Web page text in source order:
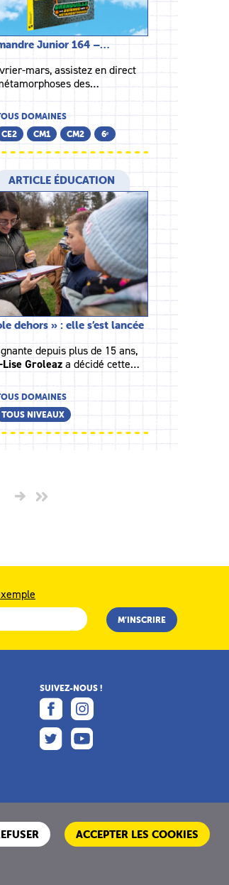
Junior 164 –…
mars, assistez en direct
des…
DOMAINES
CE2
CM1 CM2 6ᵉ
ARTICLE ÉDUCATION
dehors » : elle s’est lancée
depuis plus de 15 ans,
Lise Groleaza décidé cette…
DOMAINES
TOUS NIVEAUX
SUIVEZ-NOUS !
ACCEPTER LES COOKIES